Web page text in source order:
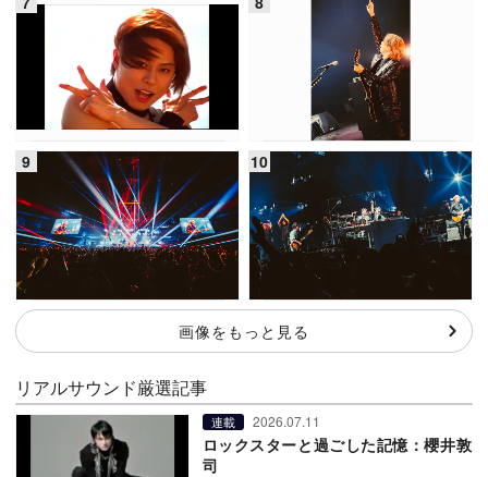
画像をもっと見る
リアルサウンド厳選記事
連載 2026.07.11
ロックスターと過ごした記憶：櫻井敦
司